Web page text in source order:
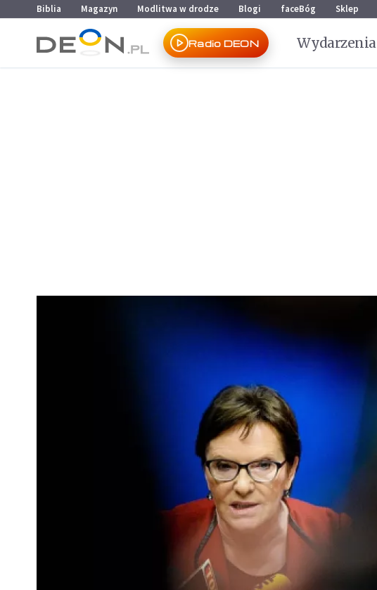
Przejdź do menu głównego
Przejdź do treści
Biblia Magazyn Modlitwa w drodze Blogi faceBóg Sklep
Radio DEON Wydarzenia